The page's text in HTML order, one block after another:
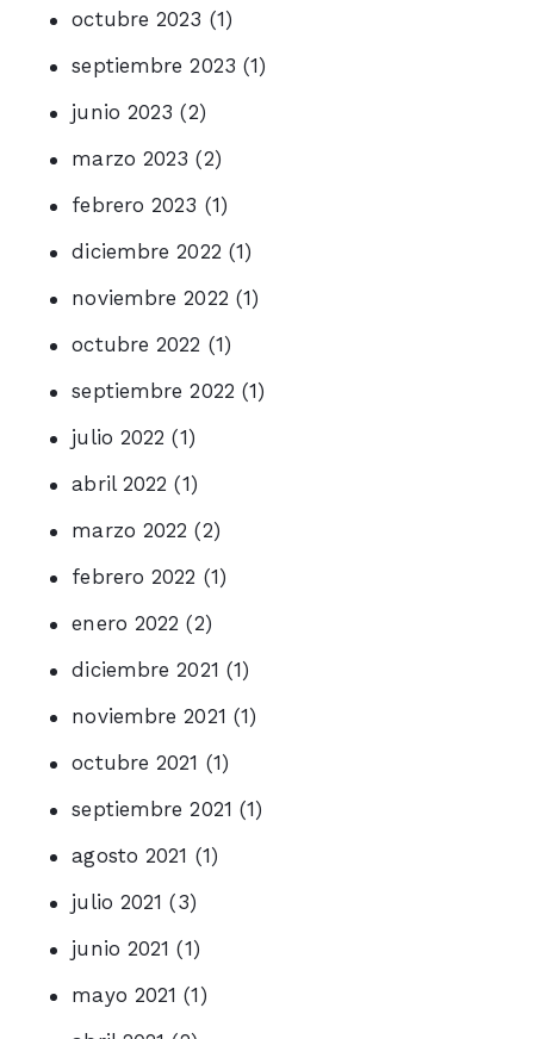
octubre 2023 (1)
septiembre 2023 (1)
junio 2023 (2)
marzo 2023 (2)
febrero 2023 (1)
diciembre 2022 (1)
noviembre 2022 (1)
octubre 2022 (1)
septiembre 2022 (1)
julio 2022 (1)
abril 2022 (1)
marzo 2022 (2)
febrero 2022 (1)
enero 2022 (2)
diciembre 2021 (1)
noviembre 2021 (1)
octubre 2021 (1)
septiembre 2021 (1)
agosto 2021 (1)
julio 2021 (3)
junio 2021 (1)
mayo 2021 (1)